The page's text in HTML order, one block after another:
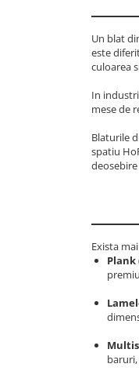
Un blat
este
culoarea
In
mese de
Blaturile
spatiu
Exista